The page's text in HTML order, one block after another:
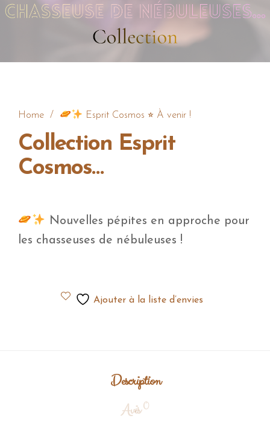
Home / Esprit Cosmos ⭐︎ À venir !
Collection Esprit
Cosmos…
Nouvelles pépites en approche pour
les chasseuses de nébuleuses !
Ajouter à la liste d’envies
Description
Avis 0